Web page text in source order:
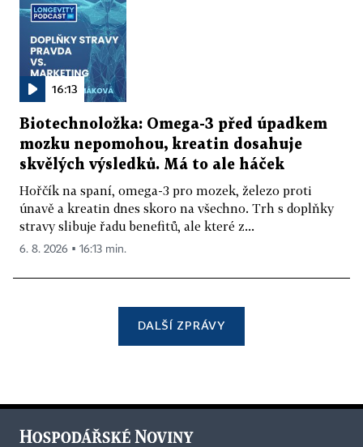
16:13
Biotechnoložka: Omega-3 před úpadkem
mozku nepomohou, kreatin dosahuje
skvělých výsledků. Má to ale háček
Hořčík na spaní, omega-3 pro mozek, železo proti
únavě a kreatin dnes skoro na všechno. Trh s doplňky
stravy slibuje řadu benefitů, ale které z...
6. 8. 2026 ▪ 16:13 min.
DALŠÍ ZPRÁVY